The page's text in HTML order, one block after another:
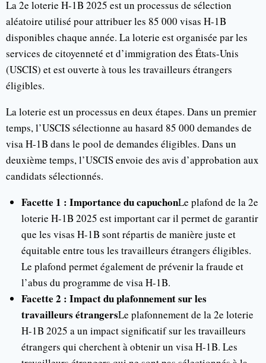
La 2e loterie H-1B 2025 est un processus de sélection
aléatoire utilisé pour attribuer les 85 000 visas H-1B
disponibles chaque année. La loterie est organisée par les
services de citoyenneté et d’immigration des États-Unis
(USCIS) et est ouverte à tous les travailleurs étrangers
éligibles.
La loterie est un processus en deux étapes. Dans un premier
temps, l’USCIS sélectionne au hasard 85 000 demandes de
visa H-1B dans le pool de demandes éligibles. Dans un
deuxième temps, l’USCIS envoie des avis d’approbation aux
candidats sélectionnés.
Facette 1 : Importance du capuchonLe plafond de la 2e
loterie H-1B 2025 est important car il permet de garantir
que les visas H-1B sont répartis de manière juste et
équitable entre tous les travailleurs étrangers éligibles.
Le plafond permet également de prévenir la fraude et
l’abus du programme de visa H-1B.
Facette 2 : Impact du plafonnement sur les
travailleurs étrangersLe plafonnement de la 2e loterie
H-1B 2025 a un impact significatif sur les travailleurs
étrangers qui cherchent à obtenir un visa H-1B. Les